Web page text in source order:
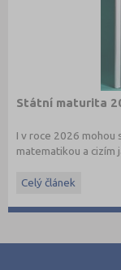
Státní maturita
I v roce 2026 mohou
matematikou a cizím
informacemi.
Celý článek